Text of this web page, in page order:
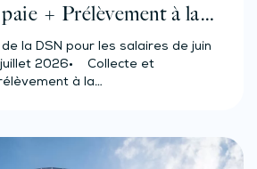
+ Prélèvement à la
et assimilés
moins 50 salariés)
la DSN pour les salaires de juin
2026• Collecte et
à la…